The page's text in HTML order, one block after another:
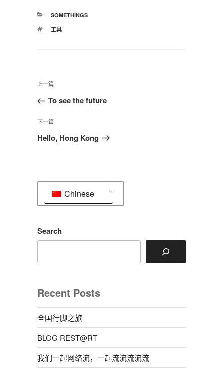
分
SOMETHINGS
标
工具
文
导
航
上
一
文
章
上一篇
To see the future
下
一
下一篇
Hello, Hong Kong
Chinese
Search
Recent Posts
全国行脚之旅
BLOG REST@RT
我们一起网络流，一起流流流流流